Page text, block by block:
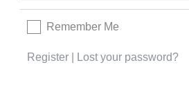
Remember Me
Register Lost your password?